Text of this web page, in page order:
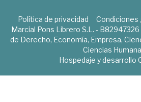
Política de privacidad Condiciones
Marcial Pons Librero S.L. -
de Derecho, Economía, Empresa,
Ciencias
Hospedaje y desarrollo